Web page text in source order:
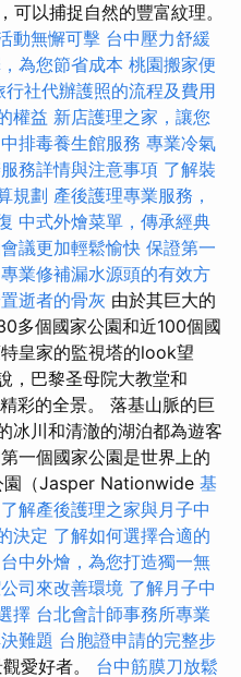
可以捕捉自然的豐富紋理。
動無懈可擊 台中壓力舒緩
為您節省成本 桃園搬家便
行社代辦護照的流程及費用
權益 新店護理之家，讓您
排毒養生館服務 專業冷氣
務詳情與注意事項 了解裝
規劃 產後護理專業服務，
中式外燴菜單，傳承經典
議更加輕鬆愉快 保證第一
業修補漏水源頭的有效方
逝者的骨灰 由於其巨大的
多個國家公園和近100個國
皇家的監視塔的look望
，巴黎圣母院大教堂和
彩的全景。 落基山脈的巨
冰川和清澈的湖泊都為遊客
一個國家公園是世界上的
園（Jasper Nationwide 基
了解產後護理之家與月子中
決定 了解如何選擇合適的
台中外燴，為您打造獨一無
司來改善環境 了解月子中
擇 台北會計師事務所專業
難題 台胞證申請的完整步
愛好者。 台中筋膜刀放鬆